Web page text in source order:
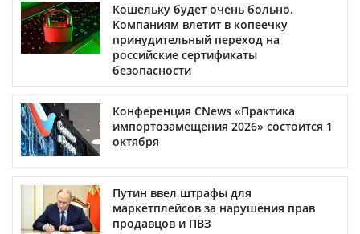
Кошельку будет очень больно.
Компаниям влетит в копеечку
принудительный переход на
российские сертификаты
безопасности
Конференция CNews «Практика
импортозамещения 2026» состоится 1
октября
Путин ввел штрафы для
маркетплейсов за нарушения прав
продавцов и ПВЗ